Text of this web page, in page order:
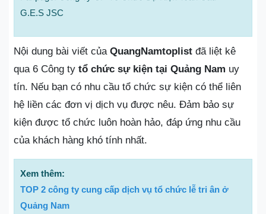
G.E.S JSC
Nội dung bài viết của QuangNamtoplist đã liệt kê
qua 6 Công ty tổ chức sự kiện tại Quảng Nam uy
tín. Nếu bạn có nhu cầu tổ chức sự kiện có thể liên
hệ liền các đơn vị dịch vụ được nêu. Đảm bảo sự
kiện được tổ chức luôn hoàn hảo, đáp ứng nhu cầu
của khách hàng khó tính nhất.
Xem thêm:
TOP 2 công ty cung cấp dịch vụ tổ chức lễ tri ân ở
Quảng Nam